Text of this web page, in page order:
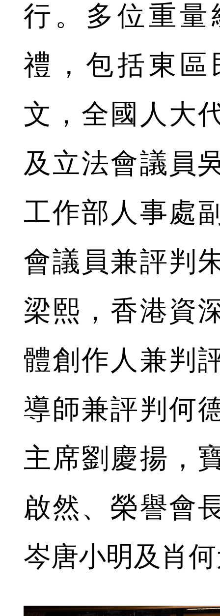
行。多位重量
禮，包括東區
文，全國人大
及立法會議員
工作部人事處
會議員兼評判
梁熙，香港資
體創作人兼判
導師兼評判何
主席劉慶揚，
啟然、榮譽會
岑唐小明及肖